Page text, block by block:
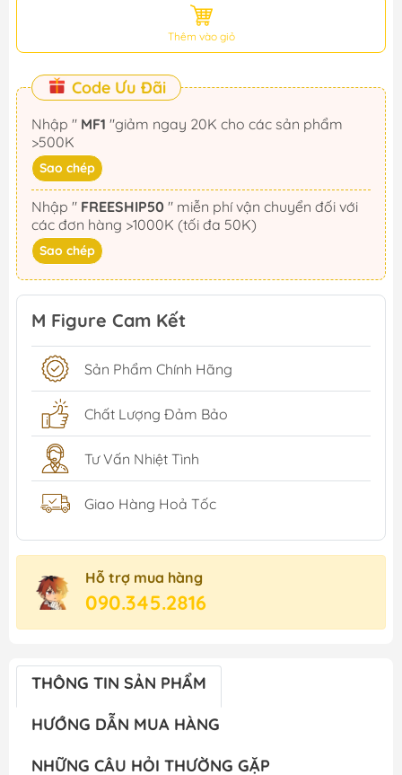
Thêm vào giỏ
Code Ưu Đãi
Nhập " MF1
>500K
Sao chép
Nhập " FREESHIP50
các đơn hàng >1000K (tối đa 50K)
Sao chép
M Figure Cam Kết
Sản Phẩm Chính Hãng
Chất Lượng Đảm Bảo
Tư Vấn Nhiệt Tình
Giao Hàng Hoả Tốc
Hỗ trợ mua hàng
090.345.2816
THÔNG TIN SẢN PHẨM
HƯỚNG DẪN MUA HÀNG
NHỮNG CÂU HỎI THƯỜNG GẶP